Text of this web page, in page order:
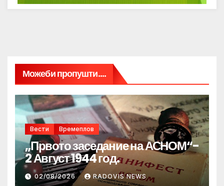
Можеби пропушти....
Вести Времеплов
„Првото заседание на АСНОМ“-
2 Август 1944 год.
02/08/2026 RADOVIS NEWS